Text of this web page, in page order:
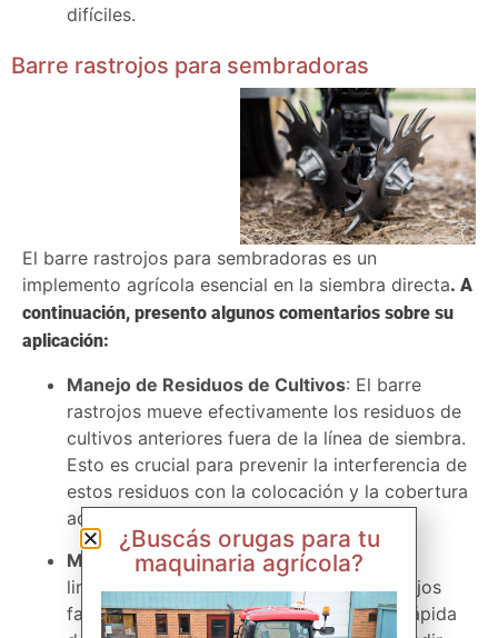
difíciles.
Barre rastrojos para sembradoras
El barre rastrojos para sembradoras es un
implemento agrícola esencial en la siembra directa. A
continuación, presento algunos comentarios sobre su
aplicación:
Manejo de Residuos de Cultivos: El barre
rastrojos mueve efectivamente los residuos de
cultivos anteriores fuera de la línea de siembra.
Esto es crucial para prevenir la interferencia de
estos residuos con la colocación y la cobertura
adecuada de las semillas.
Mejora la Emergencia de las Semillas
limpiar la línea de siembra, el barre rastrojos
facilita una emergencia más uniforme y rápida
¿Buscás orugas para tu
maquinaria agrícola?